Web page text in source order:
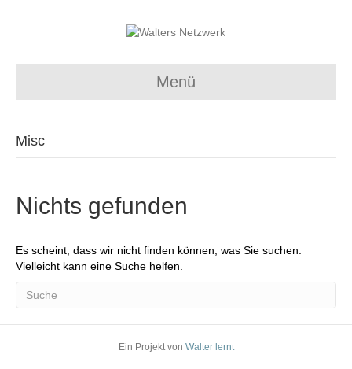
Menü
Misc
Nichts gefunden
Es scheint, dass wir nicht finden können, was Sie suchen.
Vielleicht kann eine Suche helfen.
Ein Projekt von Walter lernt